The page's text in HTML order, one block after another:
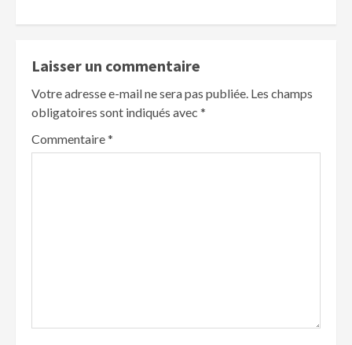
Laisser un commentaire
Votre adresse e-mail ne sera pas publiée. Les champs
obligatoires sont indiqués avec *
Commentaire*